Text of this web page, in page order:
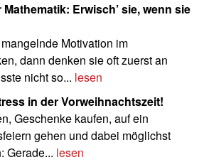
Motivation im
dann denken sie oft zuerst an
nicht so... lesen
in der Vorweihnachtszeit!
Geschenke kaufen, auf ein
gehen und dabei möglichst
Gerade... lesen